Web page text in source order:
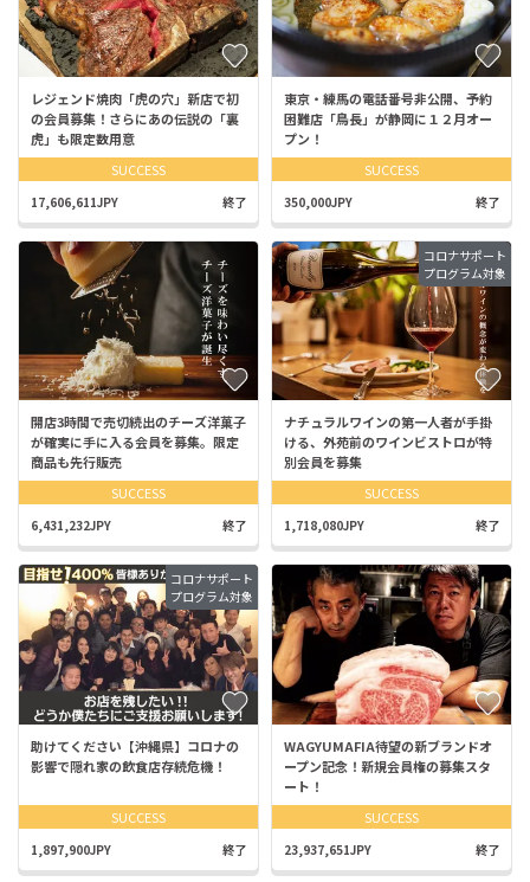
レジェンド焼肉「虎の穴」新店で初
の会員募集！さらにあの伝説の「裏
虎」も限定数用意
SUCCESS
17,606,611JPY 終了
東京・練馬の電話番号非公開、予約
困難店「鳥長」が静岡に１２月オー
プン！
SUCCESS
350,000JPY 終了
開店3時間で売切続出のチーズ洋菓子
が確実に手に入る会員を募集。限定
商品も先行販売
SUCCESS
6,431,232JPY 終了
コロナサポート
プログラム対象
ナチュラルワインの第一人者が手掛
ける、外苑前のワインビストロが特
別会員を募集
SUCCESS
1,718,080JPY 終了
コロナサポート
プログラム対象
助けてください【沖縄県】コロナの
影響で隠れ家の飲食店存続危機！
SUCCESS
1,897,900JPY 終了
WAGYUMAFIA待望の新ブランドオ
ープン記念！新規会員権の募集スタ
ート！
SUCCESS
23,937,651JPY 終了